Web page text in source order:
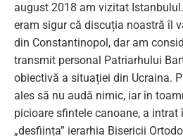
august 2018 am vizitat
eram sigur că discuția noastră îl
din Constantinopol, dar am
transmit personal Patriarhului
obiectivă a situației din Ucraina.
ales să nu audă nimic, iar în
picioare sfintele canoane, a intrat
„desființa” ierarhia Bisericii